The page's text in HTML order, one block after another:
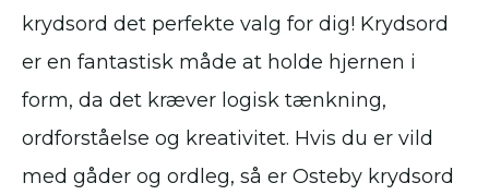
krydsord det perfekte valg for dig! Krydsord
er en fantastisk måde at holde hjernen i
form, da det kræver logisk tænkning,
ordforståelse og kreativitet. Hvis du er vild
med gåder og ordleg, så er Osteby krydsord